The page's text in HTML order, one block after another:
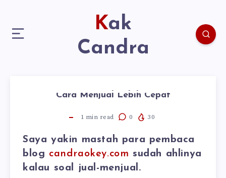
Kak
Candra
Cara Menjual Lebih Cepat
1 min read 0 30
Saya yakin mastah para pembaca
blog candraokey.com sudah ahlinya
kalau soal jual-menjual.